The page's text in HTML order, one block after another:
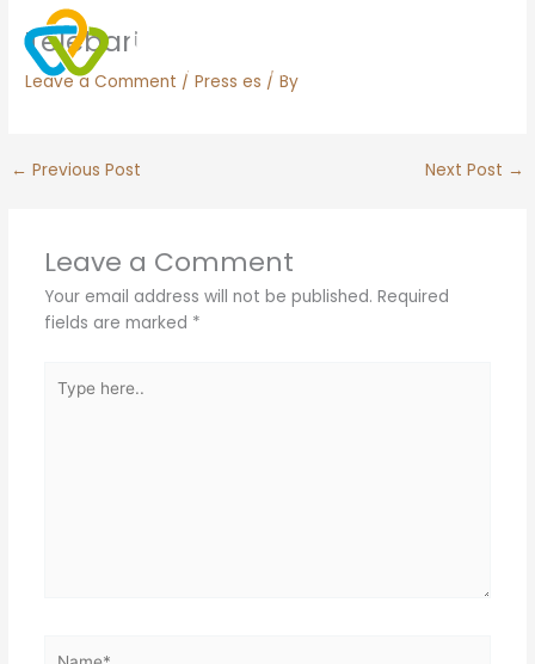
content
Telebari
Leave a Comment /Press es / By
← Previous Post Next Post →
Leave a Comment
Your email address will not be published. Required
fields are marked *
here..